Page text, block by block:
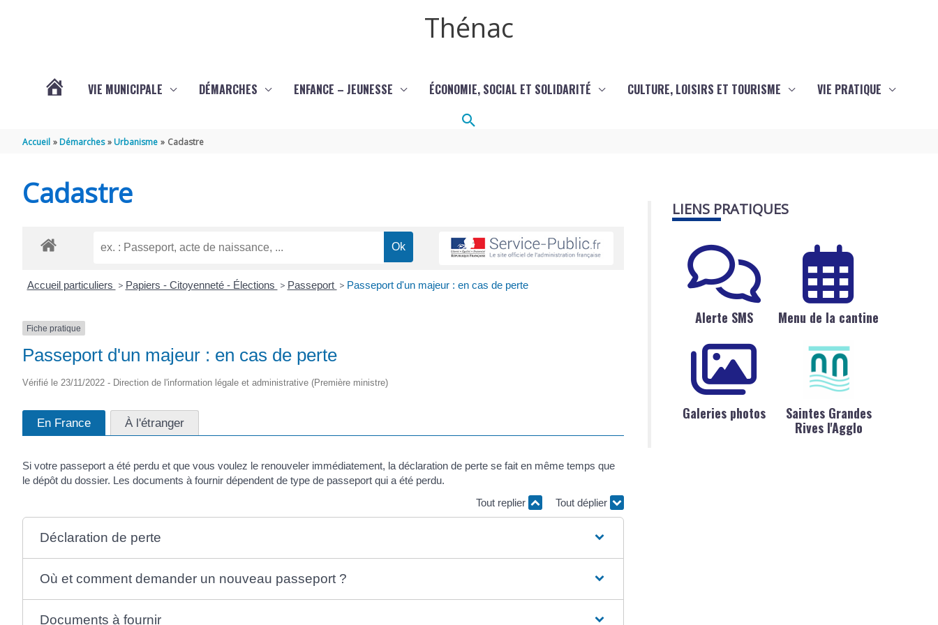
Thénac
THÉNAC
VIE MUNICIPALE DÉMARCHES ENFANCE – JEUNESSE ÉCONOMIE, SOCIAL ET SOLIDARITÉ CULTURE, LOISIRS ET TOURISME VIE PRATIQUE
Rechercher
Accueil Démarches Urbanisme Cadastre
Cadastre
Accueil particuliers > Papiers - Citoyenneté - Élections > Passeport > Passeport d'un majeur : en cas de perte
Fiche pratique
Passeport d'un majeur : en cas de perte
Vérifié le 23/11/2022 - Direction de l'information légale et administrative (Première ministre)
En France À l'étranger
Si votre passeport a été perdu et que vous voulez le renouveler immédiatement, la déclaration de perte se fait en même temps que
le dépôt du dossier. Les documents à fournir dépendent de type de passeport qui a été perdu.
Tout replier
Tout déplier
Déclaration de perte
Où et comment demander un nouveau passeport ?
Documents à fournir
LIENS PRATIQUES
Alerte SMS Menu de la cantine
Galeries photos
Saintes Grandes
Rives l'Agglo